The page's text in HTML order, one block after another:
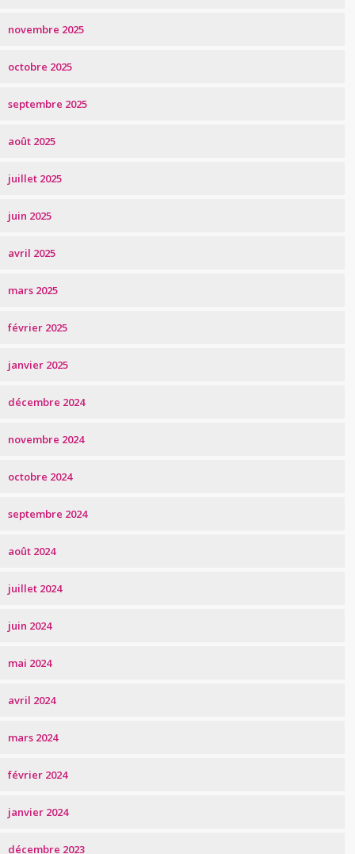
novembre 2025
octobre 2025
septembre 2025
août 2025
juillet 2025
juin 2025
avril 2025
mars 2025
février 2025
janvier 2025
décembre 2024
novembre 2024
octobre 2024
septembre 2024
août 2024
juillet 2024
juin 2024
mai 2024
avril 2024
mars 2024
février 2024
janvier 2024
décembre 2023